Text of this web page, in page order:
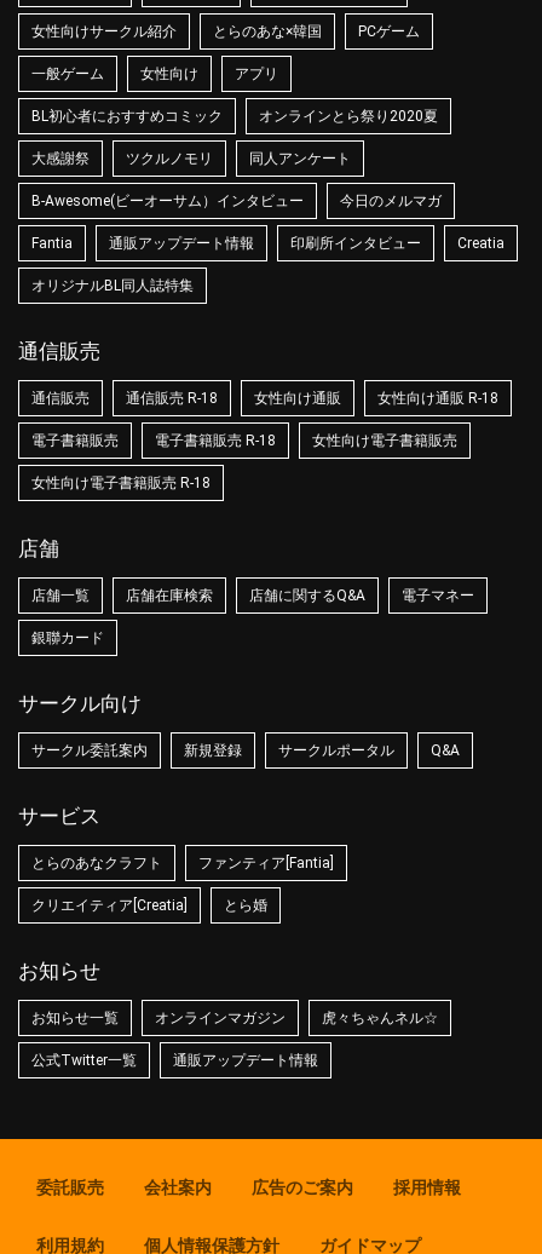
女性向けサークル紹介 とらのあな×韓国 PCゲーム
一般ゲーム 女性向け アプリ
BL初心者におすすめコミック オンラインとら祭り2020夏
大感謝祭 ツクルノモリ 同人アンケート
B-Awesome(ビーオーサム）インタビュー 今日のメルマガ
Fantia 通販アップデート情報 印刷所インタビュー Creatia
オリジナルBL同人誌特集
通信販売
通信販売 通信販売 R-18 女性向け通販 女性向け通販 R-18
電子書籍販売 電子書籍販売 R-18 女性向け電子書籍販売
女性向け電子書籍販売 R-18
店舗
店舗一覧 店舗在庫検索 店舗に関するQ&A 電子マネー
銀聯カード
サークル向け
サークル委託案内 新規登録 サークルポータル Q&A
サービス
とらのあなクラフト ファンティア[Fantia]
クリエイティア[Creatia] とら婚
お知らせ
お知らせ一覧 オンラインマガジン 虎々ちゃんネル☆
公式Twitter一覧 通販アップデート情報
委託販売 会社案内 広告のご案内 採用情報
利用規約 個人情報保護方針 ガイドマップ